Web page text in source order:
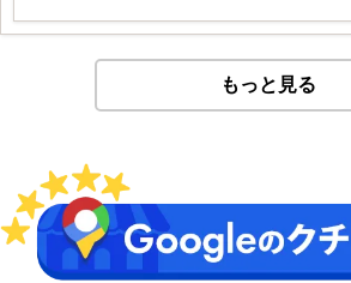
もっと見る